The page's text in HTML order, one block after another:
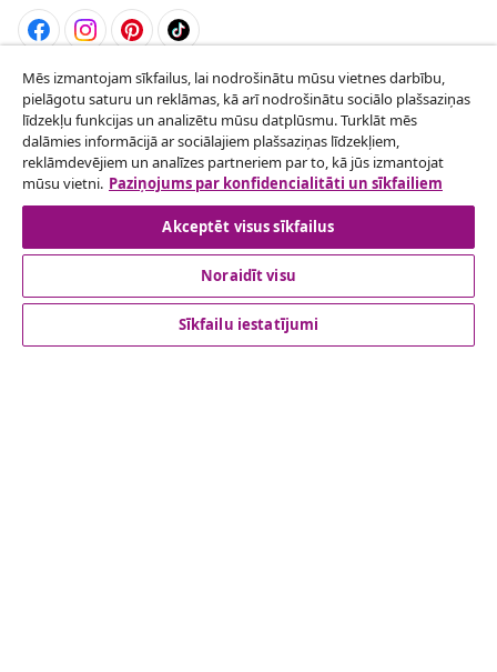
Atteikties no līguma
Iesniegt pieprasījumu par atteikšanos no
pasūtījuma.
Atteikties no līguma
klientu apkalpoanaš
Mēs izmantojam sīkfailus, lai nodrošinātu mūsu vietnes darbību,
pielāgotu saturu un reklāmas, kā arī nodrošinātu sociālo plašsaziņas
līdzekļu funkcijas un analizētu mūsu datplūsmu. Turklāt mēs
dalāmies informācijā ar sociālajiem plašsaziņas līdzekļiem,
reklāmdevējiem un analīzes partneriem par to, kā jūs izmantojat
mūsu vietni. Paziņojums par konfidencialitāti un sīkfailiem
Akceptēt visus sīkfailus
Noraidīt visu
Sīkfailu iestatījumi